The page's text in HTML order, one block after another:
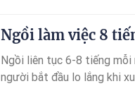
Ngồi làm việc 8
Ngồi liên tục 6-8 tiếng mỗi
người bắt đầu lo lắng khi